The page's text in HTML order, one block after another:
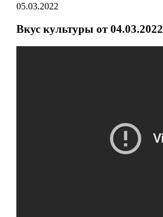
05.03.2022
Вкус культуры от 04.03.2022